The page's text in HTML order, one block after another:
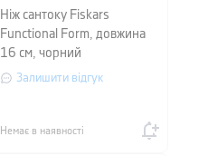
Ніж сантоку Fiskars
Functional Form, довжина
16 см, чорний
Залишити відгук
Немає в наявності